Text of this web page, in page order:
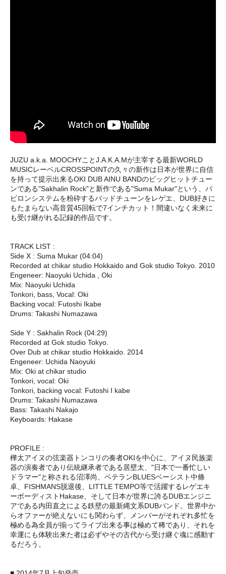
JUZU a.k.a. MOOCHYことJ.A.K.A.Mが主宰する最新WORLD
MUSICレーベルCROSSPOINTの久々の新作は日本が世界に自信
を持って提示出来るOKI DUB AINU BANDのビッグヒットチュー
ンである"Sakhalin Rock"と新作である"Suma Mukar"という、バ
ビロンシステムを粉砕するバッドチューンをレゲエ、DUB好きに
もたまらない高音質45回転で7インチカット！間違いなく未来に
も受け継がれる記録的作品です。
TRACK LIST :
Side X : Suma Mukar (04:04)
Recorded at chikar studio Hokkaido and Gok studio Tokyo. 2010
Engeneer: Naoyuki Uchida , Oki
Mix: Naoyuki Uchida
Tonkori, bass, Vocal: Oki
Backing vocal: Futoshi Ikabe
Drums: Takashi Numazawa
Side Y : Sakhalin Rock (04:29)
Recorded at Gok studio Tokyo.
Over Dub at chikar studio Hokkaido. 2014
Engeneer: Uchida Naoyuki
Mix: Oki at chikar studio
Tonkori, vocal: Oki
Tonkori, backing vocal: Futoshi I kabe
Drums: Takashi Numazawa
Bass: Takashi Nakajo
Keyboards: Hakase
PROFILE :
樺太アイヌの弦楽器トンコリの奏者OKIを中心に、アイヌ民族楽
器の演奏者であり伝統継承者である居壁太、"日本で一番忙しい
ドラマー"と称される沼澤尚、ベテランBLUESベーシスト中條
卓、FISHMANS脱退後、LITTLE TEMPO等で活躍するレゲエキ
ーボーディストHakase、そして日本が世界に誇るDUBエンジニ
アである内田直之による鉄壁の最新縄文系DUBバンド。世界中か
らオファーが絶えないにも関わらず、メンバーがそれぞれ多忙を
極める為全員が揃ってライブ出来る事は極めて稀であり、それを
幸運にも体験出来た者は必ずやその古代から受け継ぐ魂に感動す
るだろう。